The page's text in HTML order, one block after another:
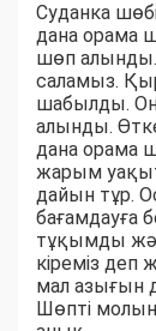
Суданка
дана орама
шөп
саламыз.
шабылды.
алынды.
дана орама
жарым
дайын тұр.
бағамдауға
тұқымды
кіреміз
мал азығын
Шөпті